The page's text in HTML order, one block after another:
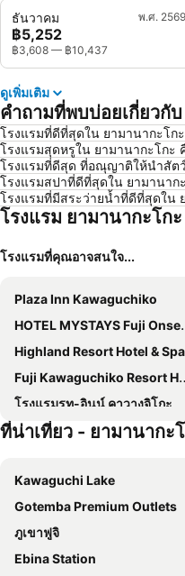
ธันวาคม พ.ศ. 2569
฿5,252
฿3,608 — ฿10,437
ดูเพิ่มเติม
คำถามที่พบบ่อยเกี่ยวกั
โรงแรมที่ดีที่สุดใน ยามานากะโก
โรงแรมสุดหรูใน ยามานากะโกะ
โรงแรมที่ดีสุด ที่อณุญาติให้นำสัตว์
โรงแรมสปาที่ดีที่สุดใน ยามานาก
โรงแรมที่มีสระว่ายน้ำที่ดีที่สุดใน
โรงแรม ยามานากะโกะ
โรงแรมที่คุณอาจสนใจ...
Plaza Inn Kawaguchiko
HOTEL MYSTAYS Fuji Onsen Resort
Highland Resort Hotel & Spa
Fuji Kawaguchiko Resort Hotel
โรงแรมรูท-อินน์ คาวางุจิโกะ
โรงแรมเมาท์ฟูจิ
Royal Hotel Kawaguchiko
Fuji Gran Villa - TOKI -
โรงแรมคาวากุจิโกะ
โรงแรมเรจินา คาวากูชิโกะ
ที่น่าเที่ยว - ยามานากะ
Kawaguchi Lake
Gotemba Premium Outlets
ภูเขาฟูจิ
Ebina Station